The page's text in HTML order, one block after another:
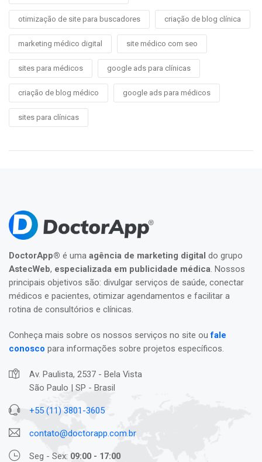
otimização de site para buscadores criação de blog clínica
marketing médico digital site médico com seo
sites para médicos google ads para clínicas
criação de blog médico google ads para médicos
sites para clínicas
DoctorApp® é uma agência de marketing digital do grupo
AstecWeb, especializada em publicidade médica. Nossos
principais objetivos são: divulgar serviços de saúde, conectar
médicos e pacientes, otimizar agendamentos e facilitar a
rotina de consultórios e clínicas.
Conheça mais sobre os nossos serviços no site oufale
conosco para informações sobre projetos específicos.
Av. Paulista, 2537 - Bela Vista
São Paulo | SP - Brasil
+55 (11) 3801-3605
contato@doctorapp.com.br
Seg - Sex: 09:00 - 17:00